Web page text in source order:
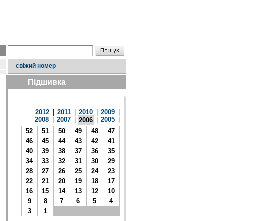
свіжий номер
Підшивка
2012 2011 2010 2009
2008
2007 2006 2005
52
51 50 49 48
47
46
45 44 43 42
41
40
39 38 37 36
35
34
33 32 31 30
29
28
27 26 25 24
23
22
21 20 19 18
17
16
15 14 13 12
10
9
8 7 6 5
4
3
1